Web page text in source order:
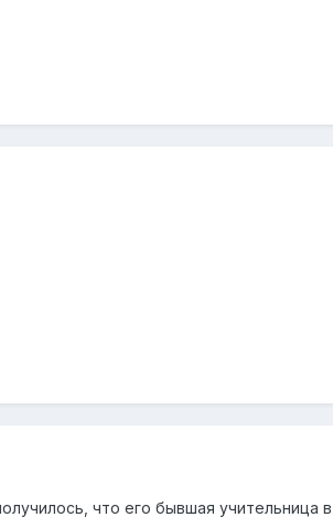
что его бывшая